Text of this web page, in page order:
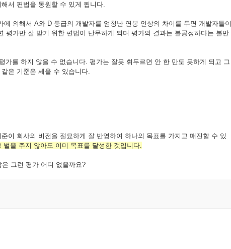
서 편법을 동원할 수 있게 됩니다.
의해서 A와 D 등급의 개발자를 엄청난 연봉 인상의 차이를 두면 개발자들이
평가만 잘 받기 위한 편법이 난무하게 되며 평가의 결과는 불공정하다는 불만
가를 하지 않을 수 없습니다. 평가는 잘못 휘두르면 안 한 만도 못하게 되고 그
은 기준은 세울 수 있습니다.
이 회사의 비전을 절묘하게 잘 반영하여 하나의 목표를 가지고 매진할 수 있
을 주지 않아도 이미 목표를 달성한 것입니다.
그런 평가 어디 없을까요?